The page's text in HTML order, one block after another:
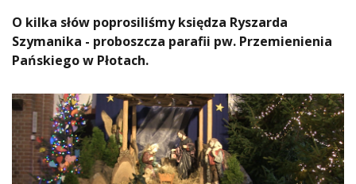
O kilka słów poprosiliśmy księdza Ryszarda
Szymanika - proboszcza parafii pw. Przemienienia
Pańskiego w Płotach.